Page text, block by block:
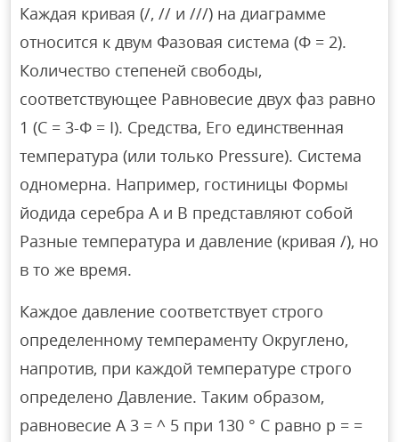
Каждая кривая (/, // и ///) на диаграмме
относится к двум Фазовая система (Ф = 2).
Количество степеней свободы,
соответствующее Равновесие двух фаз равно
1 (C = 3-Φ = I). Средства, Его единственная
температура (или только Pressure). Система
одномерна. Например, гостиницы Формы
йодида серебра А и В представляют собой
Разные температура и давление (кривая /), но
в то же время.
Каждое давление соответствует строго
определенному темпераменту Округлено,
напротив, при каждой температуре строго
определено Давление. Таким образом,
равновесие A 3 = ^ 5 при 130 ° С равно p = =